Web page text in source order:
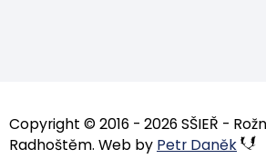
Copyright © 2016 - 2026 SŠIEŘ -
Radhoštěm. Web by Petr Daněk